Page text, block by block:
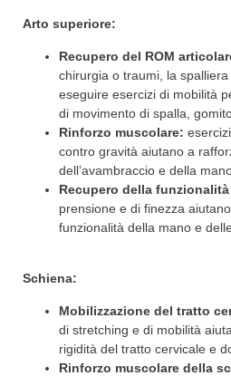
Arto superiore:
Recupero del ROM
chirurgia o traumi, la
eseguire esercizi di mobilità
di movimento di spalla,
Rinforzo muscolare:
contro gravità aiutano a
dell’avambraccio e della
Recupero della
prensione e di finezza
funzionalità della mano e
Schiena:
Mobilizzazione del tratto
di stretching e di mobilità
rigidità del tratto cervicale e
Rinforzo muscolare della